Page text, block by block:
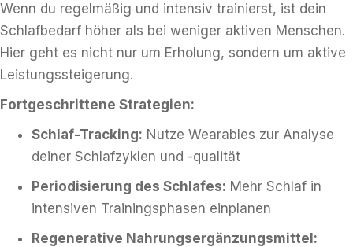
Wenn du regelmäßig und intensiv trainierst, ist dein
Schlafbedarf höher als bei weniger aktiven Menschen.
Hier geht es nicht nur um Erholung, sondern um aktive
Leistungssteigerung.
Fortgeschrittene Strategien:
Schlaf-Tracking: Nutze Wearables zur Analyse
deiner Schlafzyklen und -qualität
Periodisierung des Schlafes: Mehr Schlaf in
intensiven Trainingsphasen einplanen
Regenerative Nahrungsergänzungsmittel: